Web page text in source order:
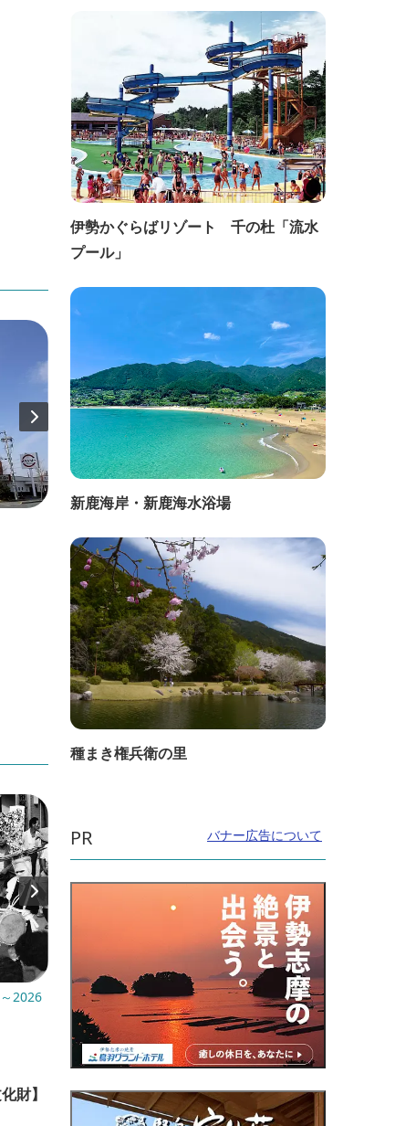
ホテル ザ・グランコート松阪
2026
財】
開催日：2026年8月8日(土)～8月16日(日)
直線距離：5.1km
みえこどもの城deお盆を満喫‼
伊勢かぐらばリゾート 千の杜「流水
プール」
新鹿海岸・新鹿海水浴場
種まき権兵衛の里
PR バナー広告について